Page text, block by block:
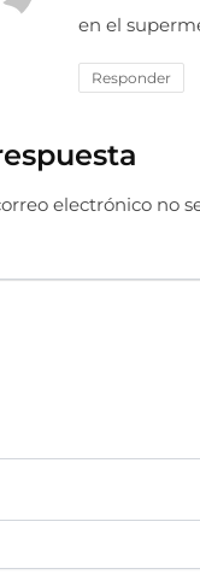
en el
Responder
electrónico no